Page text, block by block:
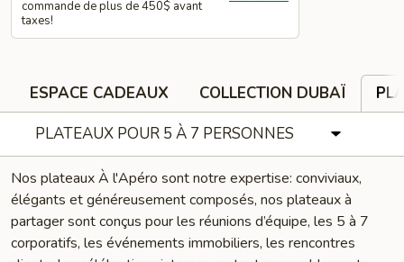
commande de plus de 450$ avant
taxes!
ESPACE CADEAUX COLLECTION DUBAÏ
PLATEAUX POUR 5 À 7 PERSONNES
Nos plateaux À l'Apéro sont notre expertise: conviviaux,
élégants et généreusement composés, nos plateaux à
partager sont conçus pour les réunions d’équipe, les 5 à 7
corporatifs, les événements immobiliers, les rencontres